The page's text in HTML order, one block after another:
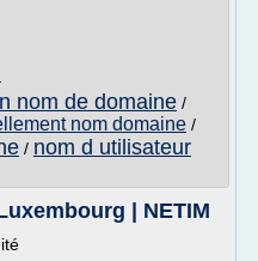
nom de domaine /
nom domaine /
/ nom d utilisateur
| NETIM